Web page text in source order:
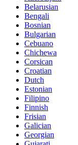
Belarusian
Bengali
Bosnian
Bulgarian
Cebuano
Chichewa
Corsican
Croatian
Dutch
Estonian
Filipino
Finnish
Frisian
Galician
Georgian